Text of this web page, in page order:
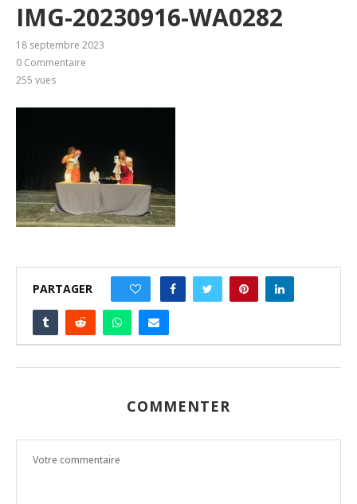
IMG-20230916-WA0282
18 septembre 2023
0 Commentaire
255 vues
PARTAGER
COMMENTER